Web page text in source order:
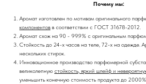
Почему мы:
Аромат изготовлен по мотивам оригинального
компонентов в соответствии с ГОСТ 31678-2012.
Аромат схож на 90 - 99.9% с оригинальным
Стойкость до 24-х часов на теле, 72-х на одежде.
нескольких стирок.
Инновационное производство парфюмерной
великолепную стойкость, яркий шлейф и
уменьшить конечную стоимость продукта до